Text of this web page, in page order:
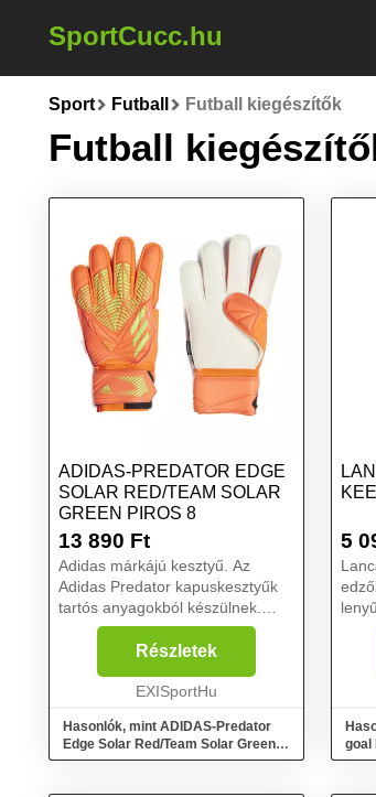
SportCucc.hu
Sport Futball Futball kiegészítők
Futball
ADIDAS-PREDATOR EDGE
SOLAR RED/TEAM SOLAR
GREEN PIROS 8
13 890 Ft
Adidas márkájú kesztyű. Az
Adidas Predator kapuskesztyűk
tartós anyagokból készülnek.
Fingersave ujjerősítés jellemzi
őket. Tartós Soft Grip Pro gumi
tenyérrel is rendelkeznek.
Tökéletes fogást és kén...
Részletek
EXISportHu
Hasonlók, mint ADIDAS-Predator
Edge Solar Red/Team Solar Green
Piros 8
5
goal